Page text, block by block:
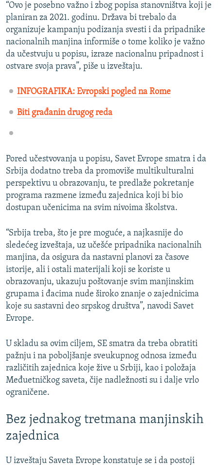
“Ovo je posebno važno i zbog popisa stanovništva koji je
planiran za 2021. godinu. Država bi trebalo da
organizuje kampanju podizanja svesti i da pripadnike
nacionalnih manjina informiše o tome koliko je važno
da učestvuju u popisu, izraze nacionalnu pripadnost i
ostvare svoja prava”, piše u izveštaju.
INFOGRAFIKA: Evropski pogled na Rome
Biti građanin drugog reda
Pored učestvovanja u popisu, Savet Evrope smatra i da
Srbija dodatno treba da promoviše multikulturalni
perspektivu u obrazovanju, te predlaže pokretanje
programa razmene između zajednica koji bi bio
dostupan učenicima na svim nivoima školstva.
“Srbija treba, što je pre moguće, a najkasnije do
sledećeg izveštaja, uz učešće pripadnika nacionalnih
manjina, da osigura da nastavni planovi za časove
istorije, ali i ostali materijali koji se koriste u
obrazovanju, ukazuju poštovanje svim manjinskim
grupama i đacima nude široko znanje o zajednicima
koje su sastavni deo srpskog društva”, navodi Savet
Evrope.
U skladu sa ovim ciljem, SE smatra da treba obratiti
pažnju i na poboljšanje sveukupnog odnosa između
različitih zajednica koje žive u Srbiji, kao i položaja
Međuetničkog saveta, čije nadležnosti su i dalje vrlo
ograničene.
Bez jednakog tretmana manjinskih
zajednica
U izveštaju Saveta Evrope konstatuje se i da postoji